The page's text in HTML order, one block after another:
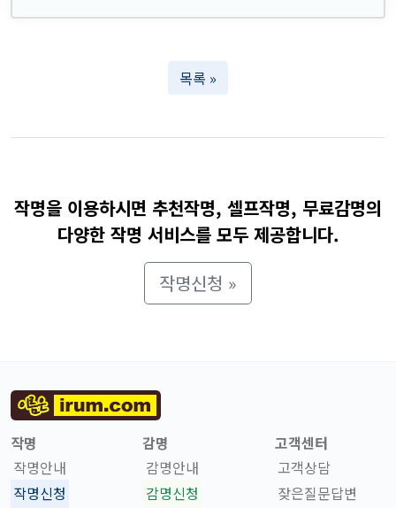
목록 »
작명을 이용하시면 추천작명, 셀프작명, 무료감명의
다양한 작명 서비스를 모두 제공합니다.
작명신청 »
작명
작명안내
작명신청
감명
감명안내
감명신청
고객센터
고객상담
잦은질문답변